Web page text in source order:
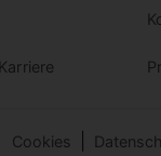
Cookies